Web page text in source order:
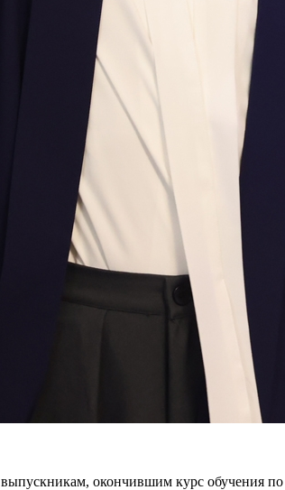
окончившим курс обучения